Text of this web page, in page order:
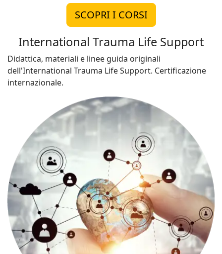
SCOPRI I CORSI
International Trauma Life Support
Didattica, materiali e linee guida originali
dell'International Trauma Life Support. Certificazione
internazionale.